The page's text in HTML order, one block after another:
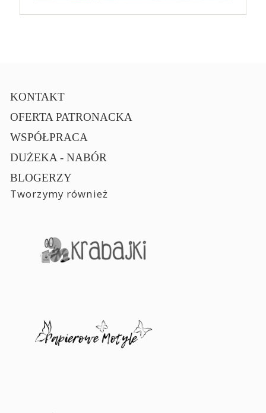
KONTAKT
OFERTA PATRONACKA
WSPÓŁPRACA
DUŻEKA - NABÓR
BLOGERZY
Tworzymy również